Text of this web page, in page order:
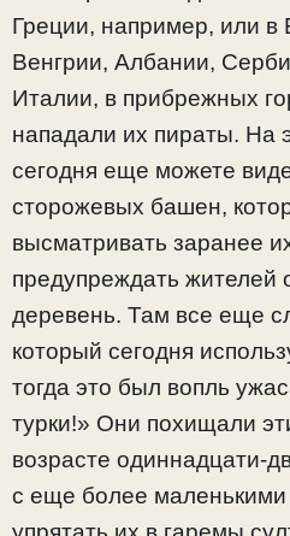
Греции, например, или
Венгрии, Албании,
Италии, в прибрежных
нападали их пираты. На
сегодня еще можете
сторожевых башен,
высматривать заранее
предупреждать жителей
деревень. Там все еще
который сегодня
тогда это был вопль
турки!» Они похищали
возрасте одиннадцати-
с еще более